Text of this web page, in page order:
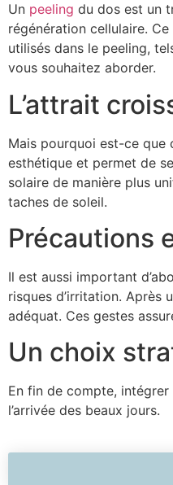
Un peeling du dos est un
régénération cellulaire.
utilisés dans le peeling,
vous souhaitez aborder.
L’attrait
Mais pourquoi est-ce que
esthétique et permet de
solaire de manière plus
taches de soleil.
Précautions
Il est aussi important
risques d’irritation. Après
adéquat. Ces gestes
Un choix
En fin de compte,
l’arrivée des beaux jours.